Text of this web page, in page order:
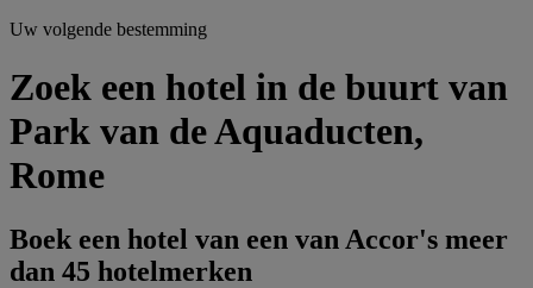
Uw volgende bestemming
Zoek een hotel in de buurt van
Park van de Aquaducten,
Rome
Boek een hotel van een van Accor's meer
dan 45 hotelmerken